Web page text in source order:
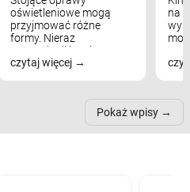
oświetleniowe mogą
przyjmować różne
formy. Nieraz
wspominaliśmy już
modele na łukowych
nich może przydać się w
czytaj więcej
na
Pokaż wpisy